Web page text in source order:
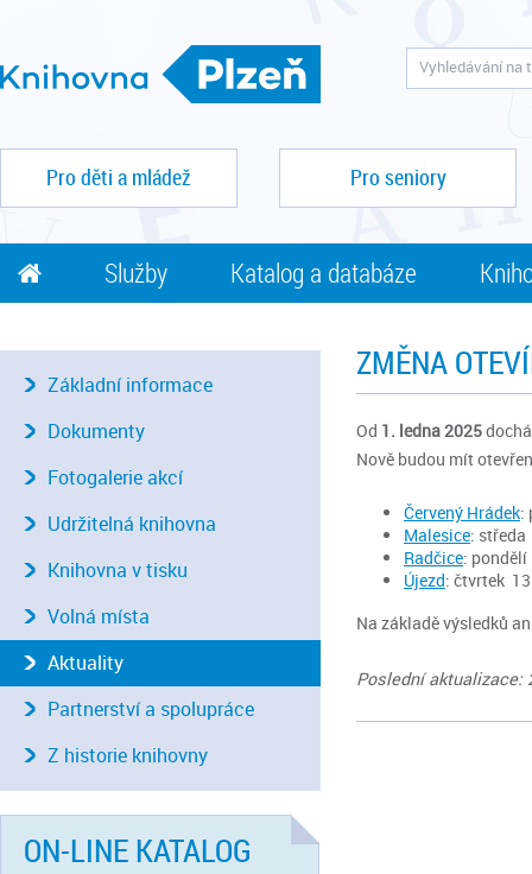
Pro děti a mládež Pro seniory
Služby Katalog a databáze
ZMĚNA
Od 1. ledna 2025
Nově budou mít
Červený Hrádek:
Malesice:
Radčice:
Újezd: čtvrtek
Na základě výsledků
Poslední aktualizace:
Základní informace
Dokumenty
Fotogalerie akcí
Udržitelná knihovna
Knihovna v tisku
Volná místa
Aktuality
Partnerství a spolupráce
Z historie knihovny
ON-LINE KATALOG